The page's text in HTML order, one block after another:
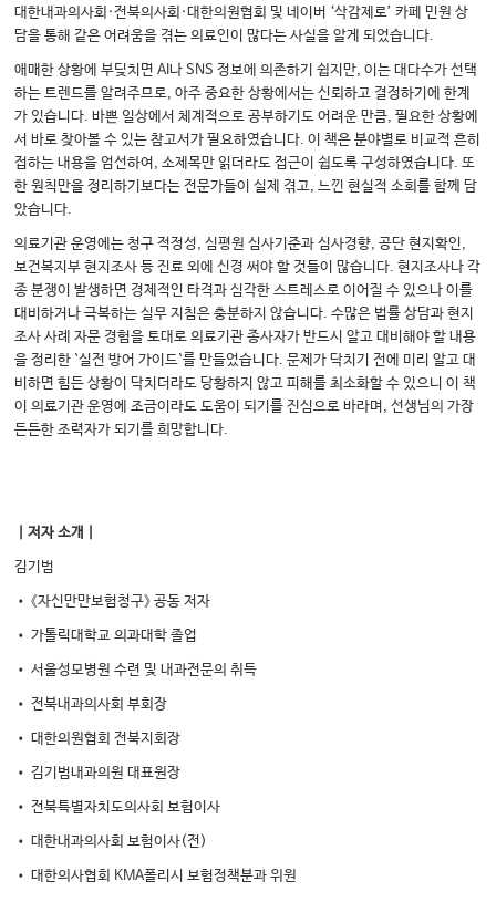
대한내과의사회·전북의사회·대한의원협회 및 네이버 ‘삭감제로’ 카페 민원 상
담을 통해 같은 어려움을 겪는 의료인이 많다는 사실을 알게 되었습니다.
애매한 상황에 부딪치면 AI나 SNS 정보에 의존하기 쉽지만, 이는 대다수가 선택
하는 트렌드를 알려주므로, 아주 중요한 상황에서는 신뢰하고 결정하기에 한계
가 있습니다. 바쁜 일상에서 체계적으로 공부하기도 어려운 만큼, 필요한 상황에
서 바로 찾아볼 수 있는 참고서가 필요하였습니다. 이 책은 분야별로 비교적 흔히
접하는 내용을 엄선하여, 소제목만 읽더라도 접근이 쉽도록 구성하였습니다. 또
한 원칙만을 정리하기보다는 전문가들이 실제 겪고, 느낀 현실적 소회를 함께 담
았습니다.
의료기관 운영에는 청구 적정성, 심평원 심사기준과 심사경향, 공단 현지확인,
보건복지부 현지조사 등 진료 외에 신경 써야 할 것들이 많습니다. 현지조사나 각
종 분쟁이 발생하면 경제적인 타격과 심각한 스트레스로 이어질 수 있으나 이를
대비하거나 극복하는 실무 지침은 충분하지 않습니다. 수많은 법률 상담과 현지
조사 사례 자문 경험을 토대로 의료기관 종사자가 반드시 알고 대비해야 할 내용
을 정리한 `실전 방어 가이드`를 만들었습니다. 문제가 닥치기 전에 미리 알고 대
비하면 힘든 상황이 닥치더라도 당황하지 않고 피해를 최소화할 수 있으니 이 책
이 의료기관 운영에 조금이라도 도움이 되기를 진심으로 바라며, 선생님의 가장
든든한 조력자가 되기를 희망합니다.
｜저자 소개｜
김기범
• 《자신만만보험청구》 공동 저자
• 가톨릭대학교 의과대학 졸업
• 서울성모병원 수련 및 내과전문의 취득
• 전북내과의사회 부회장
• 대한의원협회 전북지회장
• 김기범내과의원 대표원장
• 전북특별자치도의사회 보험이사
• 대한내과의사회 보험이사(전)
• 대한의사협회 KMA폴리시 보험정책분과 위원